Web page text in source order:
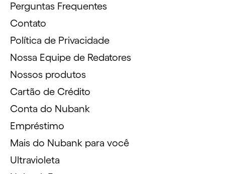
Perguntas Frequentes
Contato
Política de Privacidade
Nossa Equipe de Redatores
Nossos produtos
Cartão de Crédito
Conta do Nubank
Empréstimo
Mais do Nubank para você
Ultravioleta